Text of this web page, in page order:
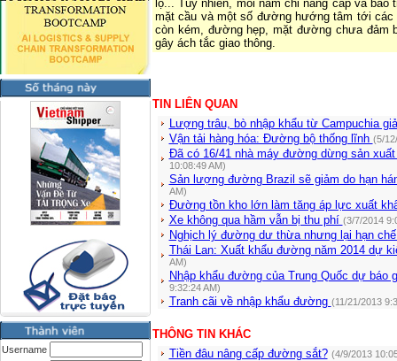
Username
lộ... Tuy nhiên, mỗi năm chỉ nâng cấp và
mặt cầu và một số đường hướng tâm tới
còn kém, đường hẹp, mặt đường chưa
gây ách tắc giao thông.
TIN LIÊN QUAN
Lượng trâu, bò nhập khẩu từ Campuchia
Vận tải hàng hóa: Đường bộ thống lĩnh (5/
Đã có 16/41 nhà máy đường dừng sản
10:08:49 AM)
Sản lượng đường Brazil sẽ giảm do hạn
AM)
Đường tồn kho lớn làm tăng áp lực xuất
Xe không qua hầm vẫn bị thu phí (3/7/2014
Nghịch lý đường dư thừa nhưng lại hạn
Thái Lan: Xuất khẩu đường năm 2014 dự
AM)
Nhập khẩu đường của Trung Quốc dự báo
9:32:24 AM)
Tranh cãi về nhập khẩu đường (11/21/2013
THÔNG TIN KHÁC
Tiền đâu nâng cấp đường sắt? (4/9/2013